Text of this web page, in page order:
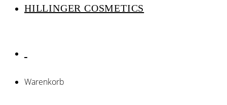
HILLINGER COSMETICS
Warenkorb